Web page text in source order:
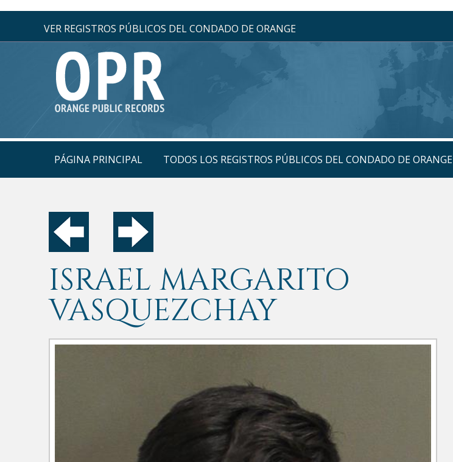
VER REGISTROS PÚBLICOS DEL CONDADO DE ORANGE
PÁGINA PRINCIPAL TODOS LOS REGISTROS PÚBLICOS DEL CONDADO DE ORANGE
ISRAEL MARGARITO
VASQUEZCHAY